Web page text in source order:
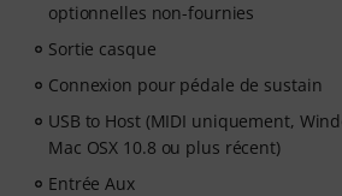
optionnelles non-fournies
Sortie casque
Connexion pour pédale de sustain
USB to Host (MIDI uniquement,
Mac OSX 10.8 ou plus récent)
Entrée Aux